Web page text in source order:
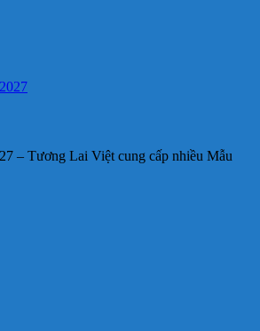
– Tương Lai Việt cung cấp nhiều Mẫu